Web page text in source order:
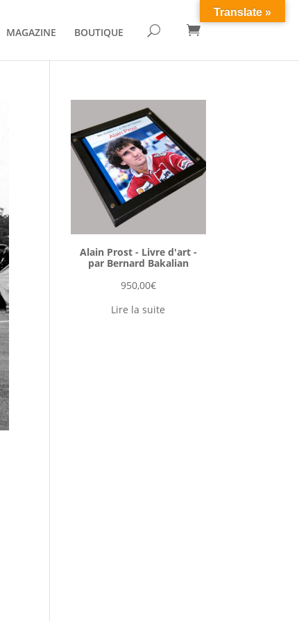
MAGAZINE BOUTIQUE U 
Alain Prost - Livre d'art -
par Bernard Bakalian
950,00€
Lire la suite
Translate »